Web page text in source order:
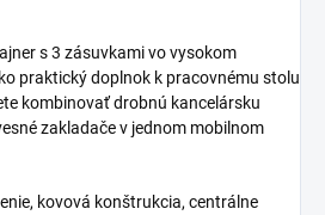
s 3 zásuvkami vo vysokom
praktický doplnok k pracovnému stolu
kombinovať drobnú kancelársku
zakladače v jednom mobilnom
kovová konštrukcia, centrálne